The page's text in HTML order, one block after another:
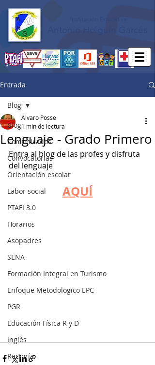
Entrada
Blog
Comunicados
Convocatorias
Orientación escolar
Labor social
PTAFI 3.0
Horarios
Asopadres
SENA
Formación Integral en Turismo
Enfoque Metodologico EPC
PGR
Educación Física R y D
Inglés
Rectoría
Blog
Lenguaje - Grado Primero
Alvaro Posse
1 min de lectura
Entra al blog de las profes y disfruta
del lenguaje
AQUÍ